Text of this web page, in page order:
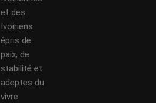
et des
Ivoiriens
épris de
paix, de
stabilité et
adeptes du
vivre